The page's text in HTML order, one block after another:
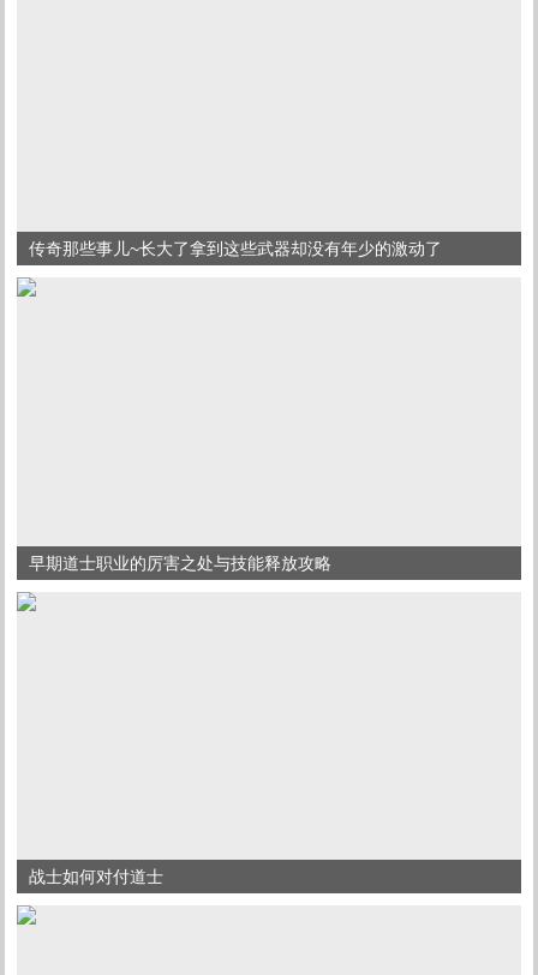
传奇那些事儿~长大了拿到这些武器却没有年少的激动了
早期道士职业的厉害之处与技能释放攻略
战士如何对付道士